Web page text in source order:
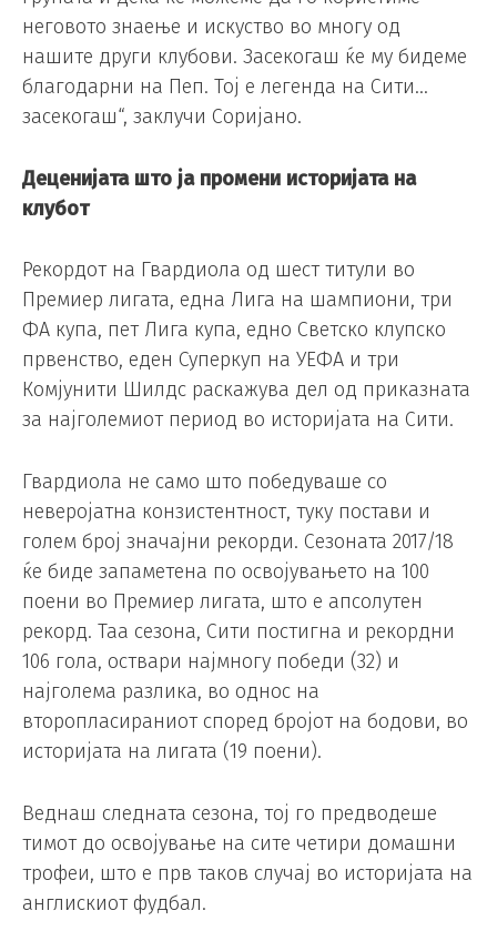
неговото знаење и искуство во многу од
нашите други клубови. Засекогаш ќе му бидеме
благодарни на Пеп. Тој е легенда на Сити…
засекогаш“, заклучи Соријано.
Деценијата што ја промени историјата на
клубот
Рекордот на Гвардиола од шест титули во
Премиер лигата, една Лига на шампиони, три
ФА купа, пет Лига купа, едно Светско клупско
првенство, еден Суперкуп на УЕФА и три
Комјунити Шилдс раскажува дел од приказната
за најголемиот период во историјата на Сити.
Гвардиола не само што победуваше со
неверојатна конзистентност, туку постави и
голем број значајни рекорди. Сезоната 2017/18
ќе биде запаметена по освојувањето на 100
поени во Премиер лигата, што е апсолутен
рекорд. Таа сезона, Сити постигна и рекордни
106 гола, оствари најмногу победи (32) и
најголема разлика, во однос на
второпласираниот според бројот на бодови, во
историјата на лигата (19 поени).
Веднаш следната сезона, тој го предводеше
тимот до освојување на сите четири домашни
трофеи, што е прв таков случај во историјата на
англискиот фудбал.